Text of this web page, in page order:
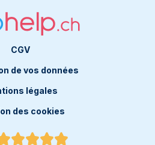
CGV
de vos données
légales
des cookies